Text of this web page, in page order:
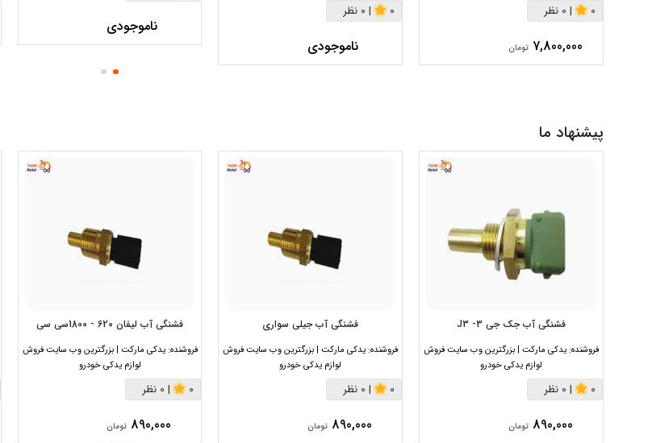
0
| 0 نظر
7,800,000 تومان
0
| 0 نظر
ناموجودی
ناموجودی
پیشنهاد ما
فشنگی آب جک جی 3- J3
فروشنده: یدکی مارکت | بزرگترین وب سایت فروش
لوازم یدکی خودرو
0
| 0 نظر
890,000 تومان
فشنگی آب جیلی سواری
فروشنده: یدکی مارکت | بزرگترین وب سایت فروش
لوازم یدکی خودرو
0
| 0 نظر
890,000 تومان
فشنگی آب لیفان 620 - 1800سی سی
فروشنده: یدکی مارکت | بزرگترین وب سایت فروش
لوازم یدکی خودرو
0
| 0 نظر
890,000 تومان